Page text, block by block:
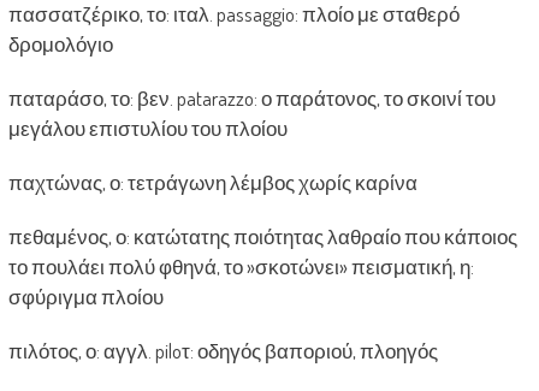
πασσατζέρικο, το: ιταλ. passaggio: πλοίο με σταθερό
δρομολόγιο
παταράσο, το: βεν. patarazzo: ο παράτονος, το σκοινί του
μεγάλου επιστυλίου του πλοίου
παχτώνας, ο: τετράγωνη λέμβος χωρίς καρίνα
πεθαμένος, ο: κατώτατης ποιότητας λαθραίο που κάποιος
το πουλάει πολύ φθηνά, το »σκοτώνει» πεισματική, η:
σφύριγμα πλοίου
πιλότος, ο: αγγλ. piloτ: οδηγός βαποριού, πλοηγός